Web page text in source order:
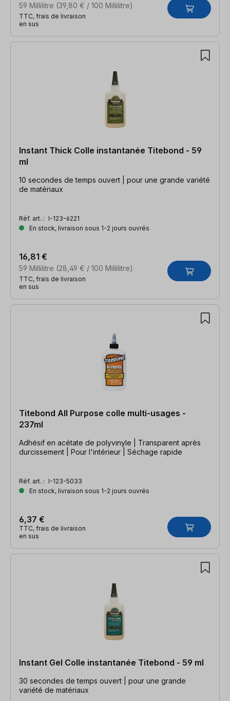
59 Millilitre (39,80 € / 100 Millilitre)
TTC, frais de livraison
en sus
Instant Thick Colle instantanée Titebond - 59
ml
10 secondes de temps ouvert | pour une grande variété
de matériaux
Réf. art. : I-123-6221
En stock, livraison sous 1-2 jours ouvrés
59 Millilitre (28,49 € / 100 Millilitre)
16,81 €
TTC, frais de livraison
en sus
Titebond All Purpose colle multi-usages -
237ml
Adhésif en acétate de polyvinyle | Transparent après
durcissement | Pour l'intérieur | Séchage rapide
Réf. art. : I-123-5033
En stock, livraison sous 1-2 jours ouvrés
6,37 €
TTC, frais de livraison
en sus
Instant Gel Colle instantanée Titebond - 59 ml
30 secondes de temps ouvert | pour une grande
variété de matériaux